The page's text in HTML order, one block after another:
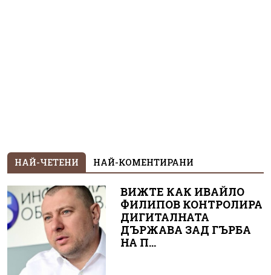
НАЙ-ЧЕТЕНИ НАЙ-КОМЕНТИРАНИ
ВИЖТЕ КАК ИВАЙЛО
ФИЛИПОВ КОНТРОЛИРА
ДИГИТАЛНАТА
ДЪРЖАВА ЗАД ГЪРБА
НА П...